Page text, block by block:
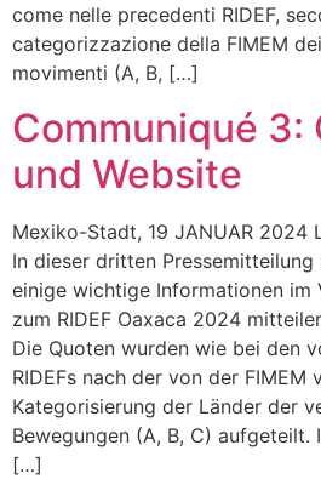
come nelle precedenti RIDEF,
categorizzazione della FIMEM
movimenti (A, B, […]
Communiqué 3:
und Website
Mexiko-Stadt, 19 JANUAR 2024
In dieser dritten
einige wichtige Informationen im
zum RIDEF Oaxaca 2024
Die Quoten wurden wie bei den
RIDEFs nach der von der FIMEM
Kategorisierung der Länder der
Bewegungen (A, B, C) aufgeteilt.
[…]